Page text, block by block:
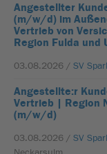
Angestellter
(m/w/d) im
Vertrieb von
Region Fulda und
03.08.2026 / SV
Angestellte:r
Vertrieb | Region
(m/w/d)
03.08.2026 / SV